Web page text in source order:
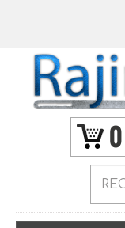
0